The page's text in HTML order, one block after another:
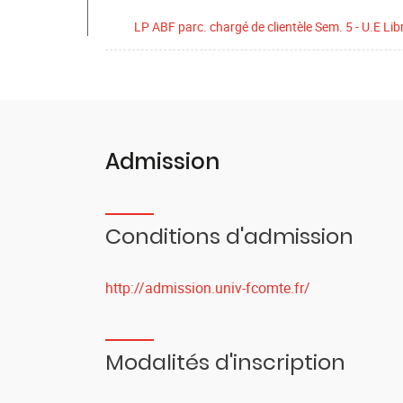
LP ABF parc. chargé de clientèle Sem. 5 - U.E
Admission
Conditions d'admission
http://admission.univ-fcomte.fr/
Modalités d'inscription